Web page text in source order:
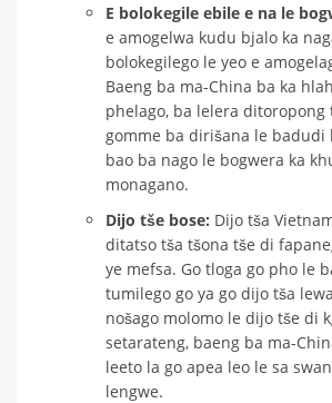
E bolokegile ebile e na le
e amogelwa kudu bjalo ka
bolokegilego le yeo e
Baeng ba ma-China ba ka
phelago, ba lelera ditoropong
gomme ba dirišana le badudi
bao ba nago le bogwera ka
monagano.
Dijo tše bose: Dijo tša
ditatso tša tšona tše di
ye mefsa. Go tloga go pho le
tumilego go ya go dijo tša
nošago molomo le dijo tše di
setarateng, baeng ba ma-
leeto la go apea leo le sa
lengwe.